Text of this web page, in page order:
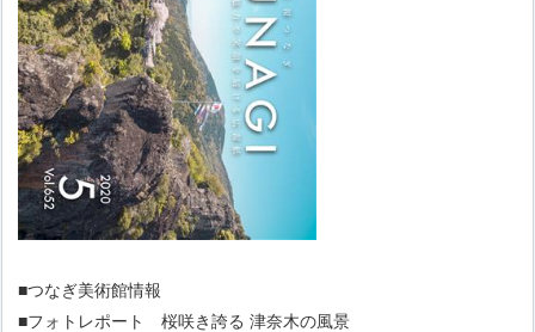
■つなぎ美術館情報
■フォトレポート 桜咲き誇る 津奈木の風景